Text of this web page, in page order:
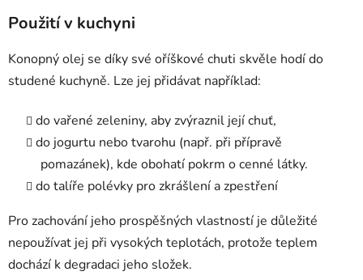
Použití v kuchyni
Konopný olej se díky své oříškové chuti skvěle hodí do
studené kuchyně. Lze jej přidávat například:
do vařené zeleniny, aby zvýraznil její chuť,
do jogurtu nebo tvarohu (např. při přípravě
pomazánek), kde obohatí pokrm o cenné látky.
do talíře polévky pro zkrášlení a zpestření
Pro zachování jeho prospěšných vlastností je důležité
nepoužívat jej při vysokých teplotách, protože teplem
dochází k degradaci jeho složek.